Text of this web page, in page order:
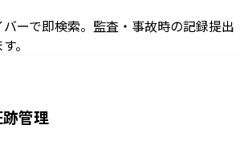
ーで即検索。監査・事故時の記録提出
。
管理